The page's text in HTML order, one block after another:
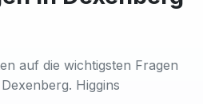
auf die wichtigsten Fragen
Higgins